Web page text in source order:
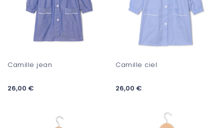
Camille jean
26,00 €
Camille ciel
26,00 €